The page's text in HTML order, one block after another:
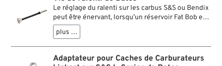
d’air est un peu bridée par cet adaptateur. Les
amateurs de performance devraient donc prendre
ceci en considération.
Le réglage du ralenti sur les carbus S&S ou Bendix
peut être énervant, lorsqu’un réservoir Fat Bob est
installé, surtout dans sa version 5 gallons. La vis
de réglage Bates solutionne ce problème une fois
pour toutes. Elle possède un axe flexible, avec une
grande molette, qui permet un ajustage rapide
plus …
Adaptateur pour Caches de Carburateurs